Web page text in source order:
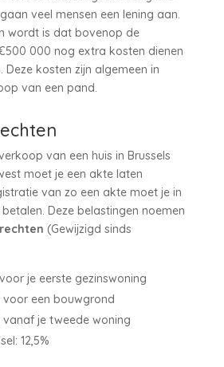
veel mensen een lening aan.
wordt is dat bovenop de
000 nog extra kosten dienen
kosten zijn algemeen in
van een pand.
van een huis in Brussels
moet je een akte laten
van zo een akte moet je in
Deze belastingen noemen
(Gewijzigd sinds
je eerste gezinswoning
voor een bouwgrond
vanaf je tweede woning
12,5%